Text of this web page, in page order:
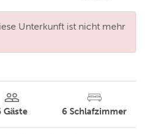
Unterkunft ist nicht mehr
Gäste 6 Schlafzimmer